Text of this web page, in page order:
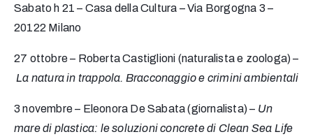
Sabato h 21 – Casa della Cultura – Via Borgogna 3 –
20122 Milano
27 ottobre – Roberta Castiglioni (naturalista e zoologa) –
La natura in trappola. Bracconaggio e crimini ambientali
3 novembre – Eleonora De Sabata (giornalista) – Un
mare di plastica: le soluzioni concrete di Clean Sea Life